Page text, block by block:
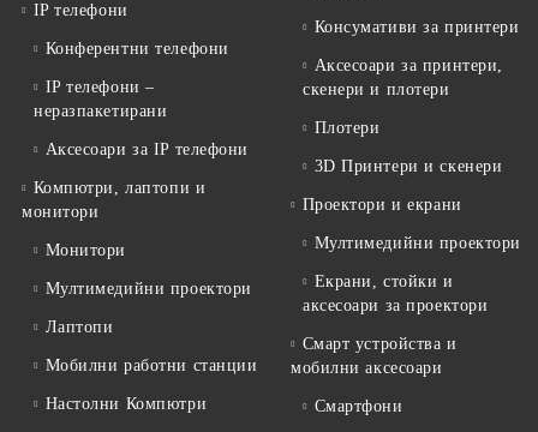
IP телефони
Конферентни телефони
IP телефони –
неразпакетирани
Аксесоари за IP телефони
Компютри, лаптопи и
монитори
Монитори
Мултимедийни проектори
Лаптопи
Мобилни работни станции
Настолни Компютри
Консумативи за принтери
Аксесоари за принтери,
скенери и плотери
Плотери
3D Принтери и скенери
Проектори и екрани
Мултимедийни проектори
Екрани, стойки и
аксесоари за проектори
Смарт устройства и
мобилни аксесоари
Смартфони